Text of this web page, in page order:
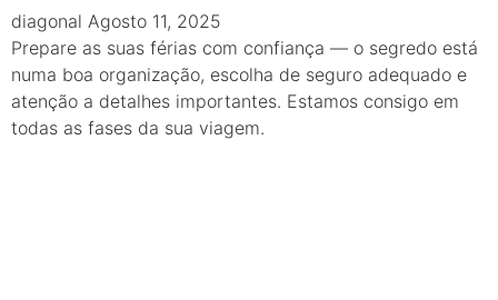
diagonal Agosto 11, 2025
Prepare as suas férias com confiança — o segredo está
numa boa organização, escolha de seguro adequado e
atenção a detalhes importantes. Estamos consigo em
todas as fases da sua viagem.